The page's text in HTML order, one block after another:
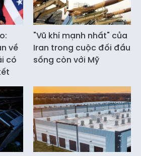
về
có
"Vũ khí mạnh nhất" của
Iran trong cuộc đối đầu
sống còn với Mỹ